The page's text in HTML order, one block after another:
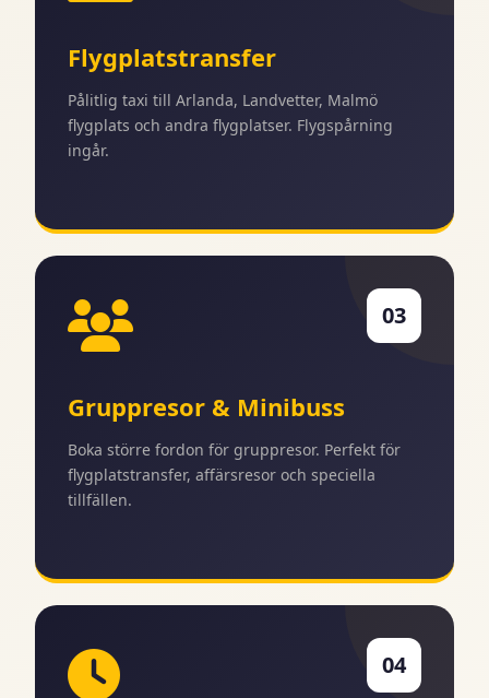
Flygplatstransfer
Pålitlig taxi till Arlanda, Landvetter, Malmö
flygplats och andra flygplatser. Flygspårning
ingår.
03
Gruppresor & Minibuss
Boka större fordon för gruppresor. Perfekt för
flygplatstransfer, affärsresor och speciella
tillfällen.
04